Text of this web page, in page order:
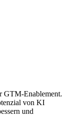
GTM-Enablement.
von KI
und